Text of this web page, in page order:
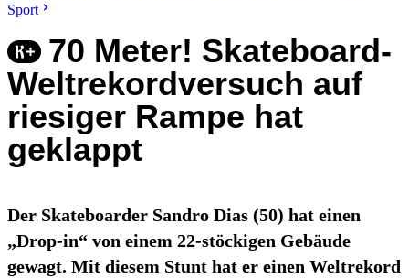
Sport
70 Meter! Skateboard-
Weltrekordversuch auf
riesiger Rampe hat
geklappt
Der Skateboarder Sandro Dias (50) hat einen
„Drop-in“ von einem 22-stöckigen Gebäude
gewagt. Mit diesem Stunt hat er einen Weltrekord